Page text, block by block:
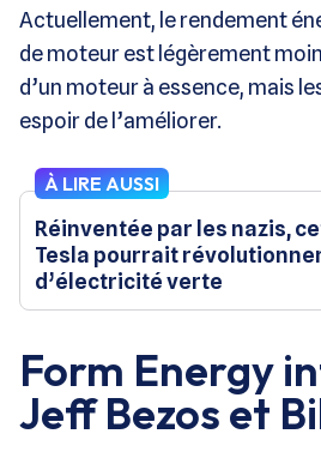
Actuellement, le rendement
de moteur est légèrement
d’un moteur à essence, mais
espoir de l’améliorer.
À LIRE AUSSI
Réinventée par les nazis,
Tesla pourrait
d’électricité verte
Form Energy
Jeff Bezos et